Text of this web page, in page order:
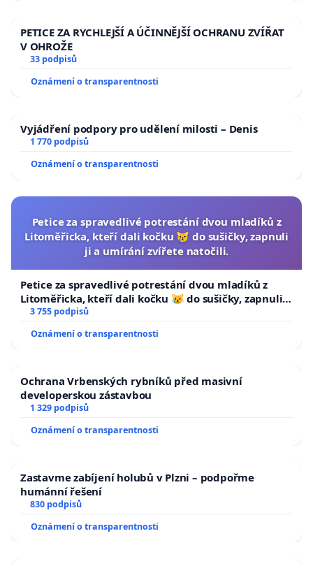
PETICE ZA RYCHLEJŠÍ A ÚČINNĚJŠÍ OCHRANU ZVÍŘAT
V OHROŽE
33 podpisů
Oznámení o transparentnosti
Vyjádření podpory pro udělení milosti – Denis
1 770 podpisů
Oznámení o transparentnosti
Petice za spravedlivé potrestání dvou mladíků z
Litoměřicka, kteří dali kočku 😿 do sušičky, zapnuli
ji a umírání zvířete natočili.
Petice za spravedlivé potrestání dvou mladíků z
Litoměřicka, kteří dali kočku 😿 do sušičky, zapnuli ji
a umírání zvířete natočili.
3 755 podpisů
Oznámení o transparentnosti
Ochrana Vrbenských rybníků před masivní
developerskou zástavbou
1 329 podpisů
Oznámení o transparentnosti
Zastavme zabíjení holubů v Plzni – podpořme
humánní řešení
830 podpisů
Oznámení o transparentnosti